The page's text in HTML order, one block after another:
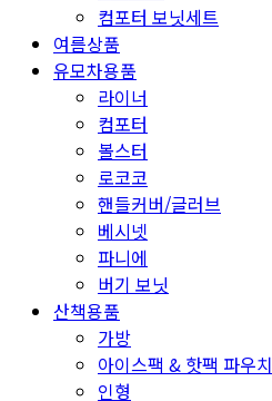
컴포터 보닛세트
여름상품
유모차용품
라이너
컴포터
볼스터
로코코
핸들커버/글러브
베시넷
파니에
버기 보닛
산책용품
가방
아이스팩 & 핫팩 파우치
인형